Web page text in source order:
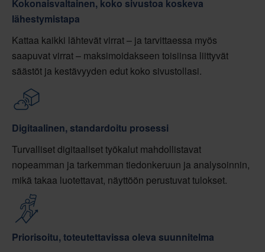
Kokonaisvaltainen, koko sivustoa koskeva
lähestymistapa
Kattaa kaikki lähtevät virrat – ja tarvittaessa myös
saapuvat virrat – maksimoidakseen toisiinsa liittyvät
säästöt ja kestävyyden edut koko sivustollasi.
Digitaalinen, standardoitu prosessi
Turvalliset digitaaliset työkalut mahdollistavat
nopeamman ja tarkemman tiedonkeruun ja analysoinnin,
mikä takaa luotettavat, näyttöön perustuvat tulokset.
Priorisoitu, toteutettavissa oleva suunnitelma